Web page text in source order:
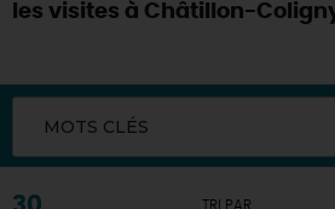
les visites à Châtillon-
MOTS CLÉS
TRI PAR